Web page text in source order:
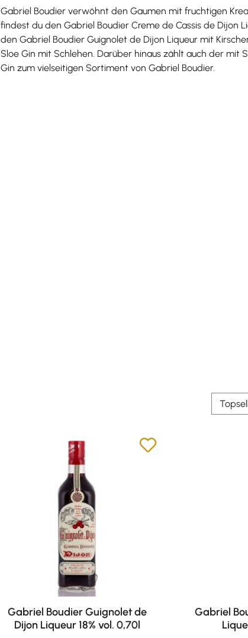
Gabriel Boudier verwöhnt den Gaumen mit fruchtigen
findest du den Gabriel Boudier Creme de Cassis de Dijon
den Gabriel Boudier Guignolet de Dijon Liqueur mit
Sloe Gin mit Schlehen. Darüber hinaus zählt auch der mit
Gin zum vielseitigen Sortiment von Gabriel Boudier.
Gabriel Boudier Guignolet de
Dijon Liqueur 18% vol. 0,70l
Gabriel